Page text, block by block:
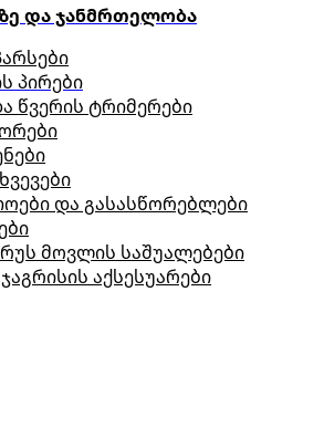
და ჯანმრთელობა
პირები
წვერის ტრიმერები
და გასასწორებლები
მოვლის საშუალებები
აქსესუარები